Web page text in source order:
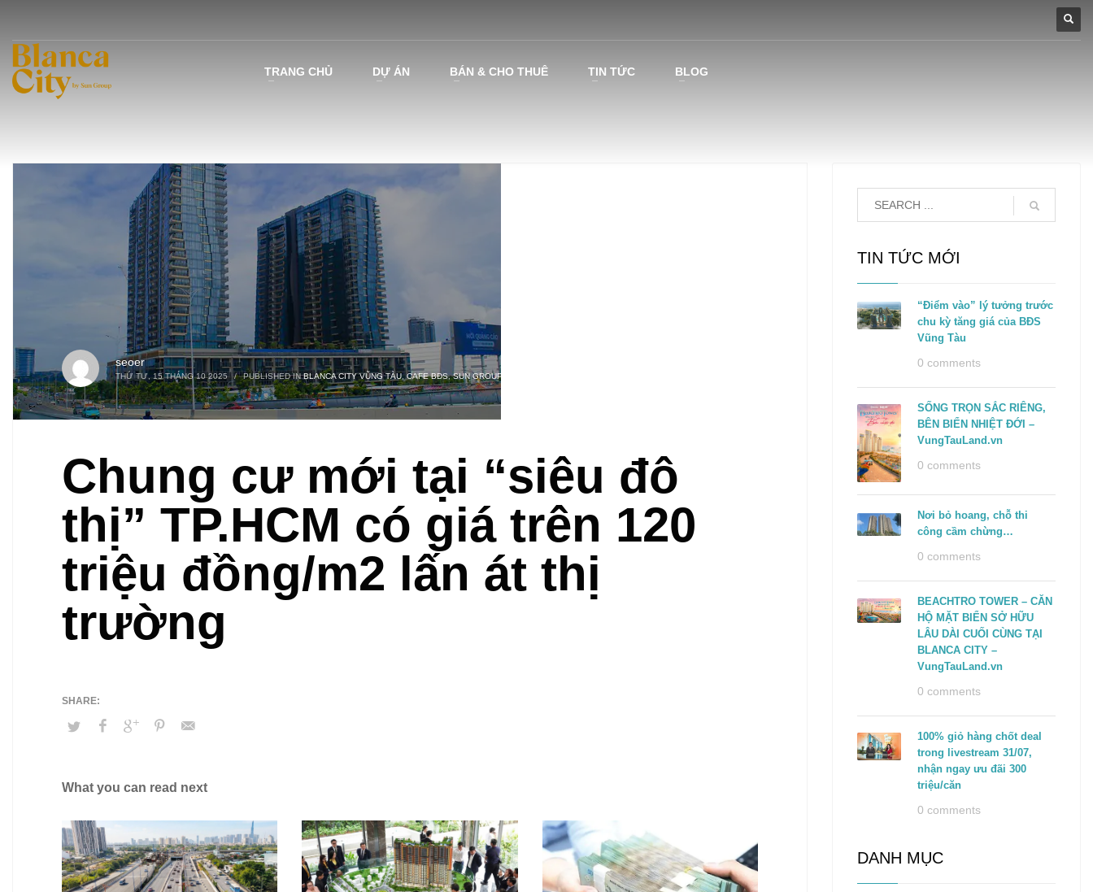
TRANG CHỦ DỰ ÁN BÁN & CHO THUÊ TIN TỨC BLOG
seoer
THỨ TƯ, 15 THÁNG 10 2025 / PUBLISHED INBLANCA CITY VŨNG TÀU, CAFE BĐS,SUN GROUP
Chung cư mới tại “siêu đô
thị” TP.HCM có giá trên 120
triệu đồng/m2 lấn át thị
trường
What you can read next
TIN TỨC MỚI
“Điểm vào” lý tưởng trước
chu kỳ tăng giá của BĐS
Vũng Tàu
0 comments
SỐNG TRỌN SẮC RIÊNG,
BÊN BIỂN NHIỆT ĐỚI –
VungTauLand.vn
0 comments
Nơi bỏ hoang, chỗ thi
công cầm chừng…
0 comments
BEACHTRO TOWER – CĂN
HỘ MẶT BIỂN SỞ HỮU
LÂU DÀI CUỐI CÙNG TẠI
BLANCA CITY –
VungTauLand.vn
0 comments
100% giỏ hàng chốt deal
trong livestream 31/07,
nhận ngay ưu đãi 300
triệu/căn
0 comments
DANH MỤC